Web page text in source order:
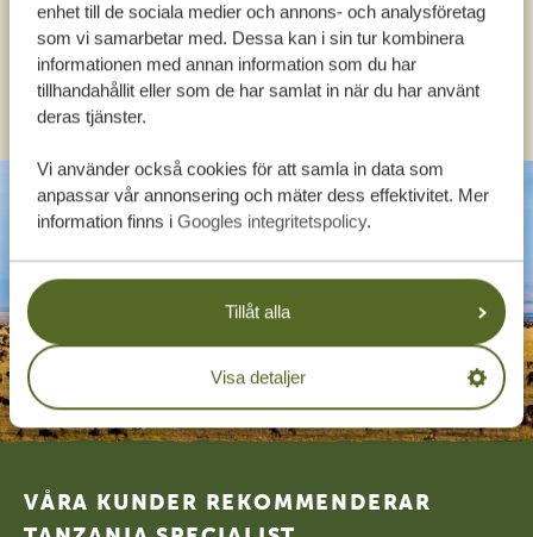
enhet till de sociala medier och annons- och analysföretag
som vi samarbetar med. Dessa kan i sin tur kombinera
informationen med annan information som du har
tillhandahållit eller som de har samlat in när du har använt
deras tjänster.
Vi använder också cookies för att samla in data som
anpassar vår annonsering och mäter dess effektivitet. Mer
information finns i Googles integritetspolicy.
Tillåt alla
Visa detaljer
SV:+31 174 788 108
KONTAKT
Footer
VÅRA KUNDER REKOMMENDERAR